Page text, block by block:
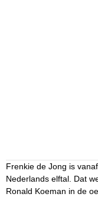
Frenkie de Jong is
Nederlands elftal. Dat
Ronald Koeman in de